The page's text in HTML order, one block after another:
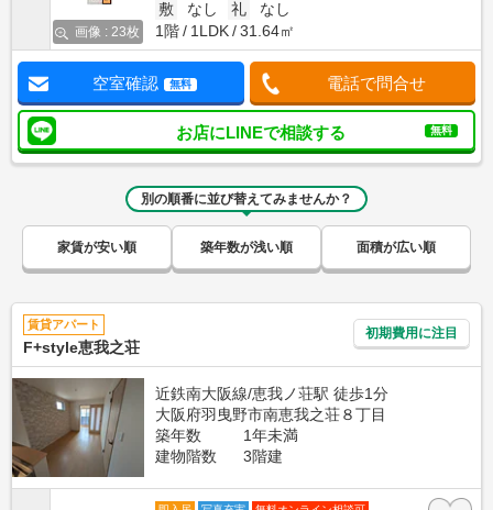
画像 : 23枚
敷
なし 礼
なし
1階
1LDK 31.64㎡
空室確認 無料 電話で問合せ
お店にLINEで相談する 無料
別の順番に並び替えてみませんか？
家賃が安い順 築年数が浅い順 面積が広い順
賃貸アパート
F+style恵我之荘
初期費用に注目
近鉄南大阪線/恵我ノ荘駅 徒歩1分
大阪府羽曳野市南恵我之荘８丁目
築年数
1年未満
建物階数
3階建